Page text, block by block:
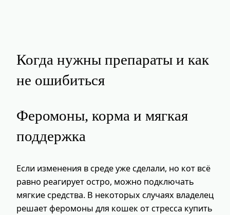
Когда нужны препараты и как
не ошибиться
Феромоны, корма и мягкая
поддержка
Если изменения в среде уже сделали, но кот всё
равно реагирует остро, можно подключать
мягкие средства. В некоторых случаях владелец
решает феромоны для кошек от стресса купить